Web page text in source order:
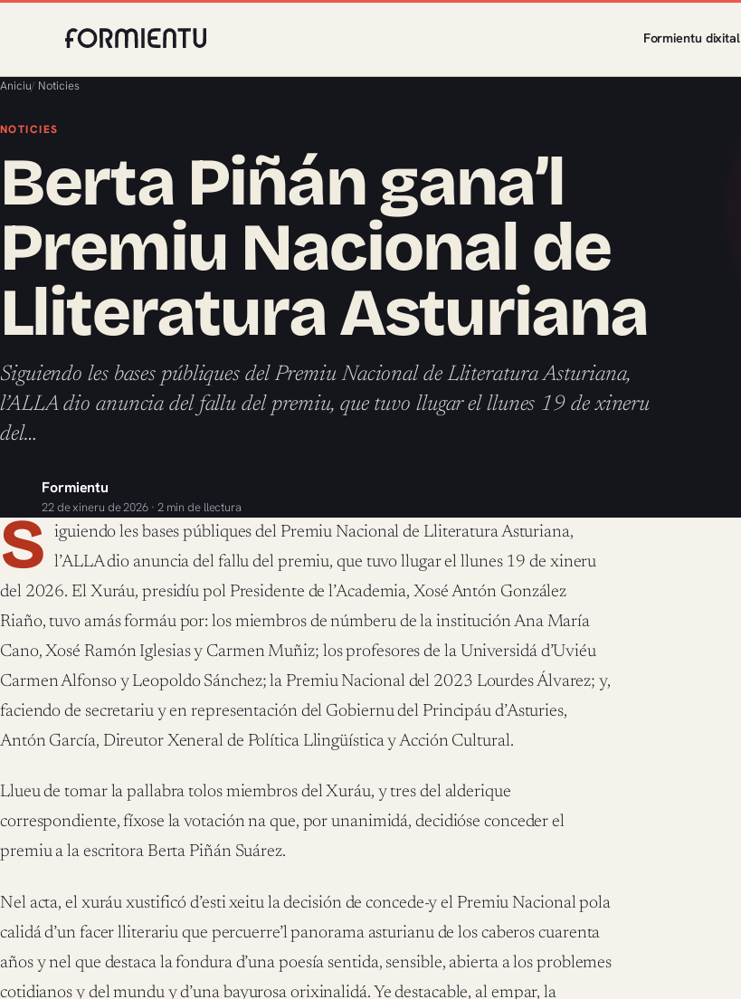
Formientu dixital
Aniciu/ Noticies
NOTICIES
Berta Piñán gana’l
Premiu Nacional de
Lliteratura Asturiana
Siguiendo les bases públiques del Premiu Nacional de Lliteratura Asturiana,
l’ALLA dio anuncia del fallu del premiu, que tuvo llugar el llunes 19 de xineru
del…
Formientu
22 de xineru de 2026 · 2 min de llectura
S iguiendo les bases públiques del Premiu Nacional de Lliteratura Asturiana,
l’ALLA dio anuncia del fallu del premiu, que tuvo llugar el llunes 19 de xineru
del 2026. El Xuráu, presidíu pol Presidente de l’Academia, Xosé Antón González
Riaño, tuvo amás formáu por: los miembros de númberu de la institución Ana María
Cano, Xosé Ramón Iglesias y Carmen Muñiz; los profesores de la Universidá d’Uviéu
Carmen Alfonso y Leopoldo Sánchez; la Premiu Nacional del 2023 Lourdes Álvarez; y,
faciendo de secretariu y en representación del Gobiernu del Principáu d’Asturies,
Antón García, Direutor Xeneral de Política Llingüística y Acción Cultural.
Llueu de tomar la pallabra tolos miembros del Xuráu, y tres del alderique
correspondiente, fíxose la votación na que, por unanimidá, decidióse conceder el
premiu a la escritora Berta Piñán Suárez.
Nel acta, el xuráu xustificó d’esti xeitu la decisión de concede-y el Premiu Nacional pola
calidá d’un facer lliterariu que percuerre’l panorama asturianu de los caberos cuarenta
años y nel que destaca la fondura d’una poesía sentida, sensible, abierta a los problemes
cotidianos y del mundu y d’una bayurosa orixinalidá. Ye destacable, al empar, la